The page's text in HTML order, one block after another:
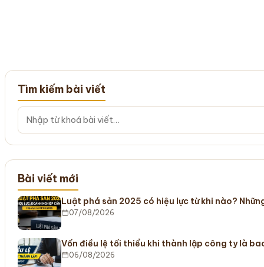
Tìm kiếm bài viết
Bài viết mới
Luật phá sản 2025 có hiệu lực từ khi nào?
07/08/2026
Vốn điều lệ tối thiểu khi thành lập công ty là
06/08/2026